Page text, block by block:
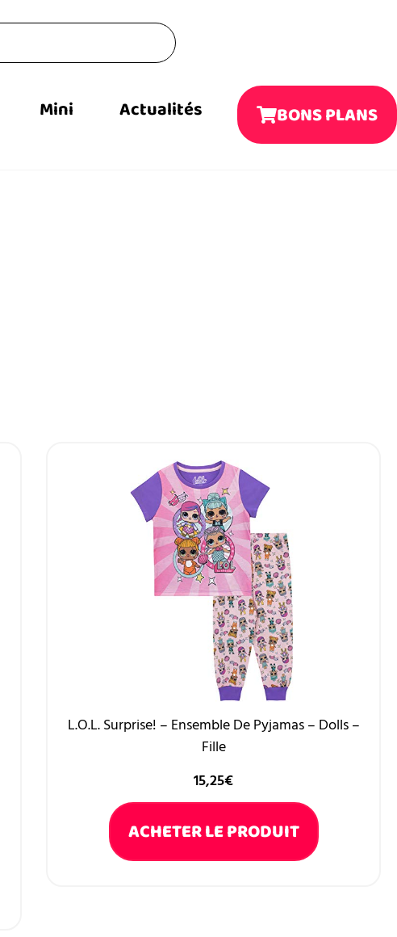
Mini Actualités BONS PLANS
L.O.L. Surprise! – Ensemble De Pyjamas – Dolls –
Fille
15,25€
ACHETER LE PRODUIT